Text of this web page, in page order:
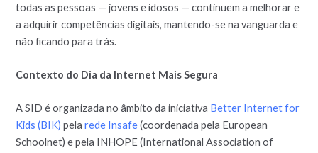
todas as pessoas — jovens e idosos — continuem a melhorar e
a adquirir competências digitais, mantendo-se na vanguarda e
não ficando para trás.
Contexto do Dia da Internet Mais Segura
A SID é organizada no âmbito da iniciativa Better Internet for
Kids (BIK) pelarede Insafe(coordenada pela European
Schoolnet) e pela INHOPE (International Association of